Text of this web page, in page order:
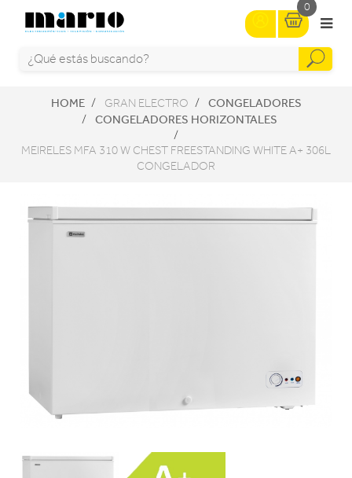
0
HOME GRAN ELECTRO
CONGELADORES
CONGELADORES HORIZONTALES
MEIRELES MFA 310 W CHEST FREESTANDING WHITE A+ 306L
CONGELADOR